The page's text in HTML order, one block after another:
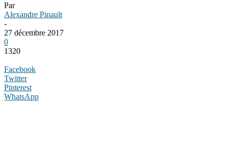
Par
Alexandre Pinault
-
27 décembre 2017
0
1320
Facebook
Twitter
Pinterest
WhatsApp